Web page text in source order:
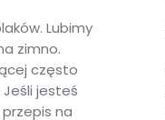
Lubimy
zimno.
często
jesteś
na